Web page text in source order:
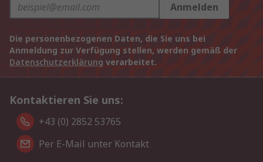
Anmelden
Die personenbezogenen Daten, die Sie uns bei
Anmeldung zur Verfügung stellen, werden gemäß der
Datenschutzerklärung verarbeitet.
Kontaktieren Sie uns:
+43 (0) 2852 53765
Per E-Mail unter Kontakt